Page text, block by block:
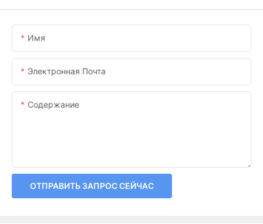
Имя
Электронная Почта
Содержание
ОТПРАВИТЬ ЗАПРОС СЕЙЧАС